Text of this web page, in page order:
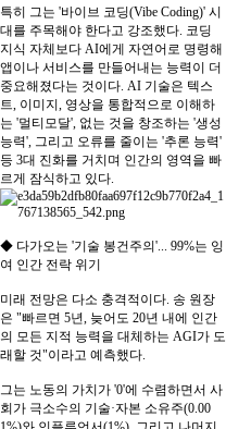
특히 그는 '바이브 코딩(Vibe Coding)' 시
대를 주목해야 한다고 강조했다. 코딩
지식 자체보다 AI에게 자연어로 명령해
앱이나 서비스를 만들어내는 능력이 더
중요해졌다는 것이다. AI 기술은 텍스
트, 이미지, 영상을 통합적으로 이해하
는 '멀티모달', 없는 것을 창조하는 '생성
능력', 그리고 오류를 줄이는 '추론 능력'
등 3대 진화를 거치며 인간의 영역을 빠
르게 잠식하고 있다.
◆ 다가오는 '기술 봉건주의'... 99%는 잉
여 인간 전락 위기
미래 전망은 다소 충격적이다. 송 원장
은 "빠르면 5년, 늦어도 20년 내에 인간
의 모든 지적 능력을 대체하는 AGI가 도
래할 것"이라고 예측했다.
그는 노동의 가치가 '0'에 수렴하면서 사
회가 극소수의 기술·자본 소유주(0.00